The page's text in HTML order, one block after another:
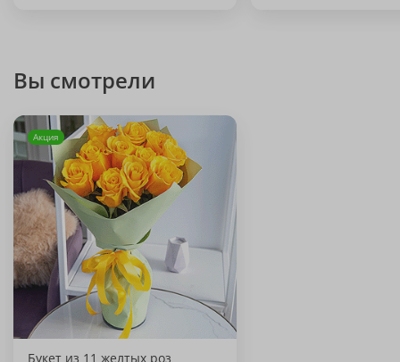
Вы смотрели
Акция
Букет из 11 желтых роз